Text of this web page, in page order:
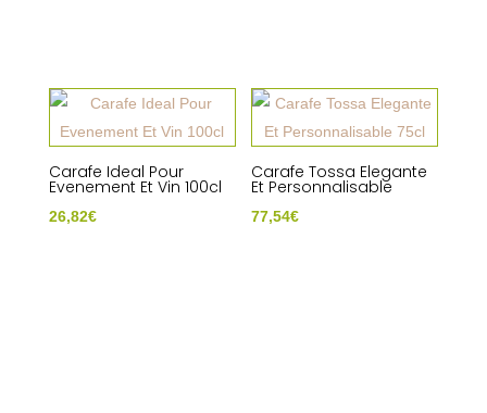
Carafe Ideal Pour
Evenement Et Vin 100cl
26,82€
Carafe Tossa Elegante
Et Personnalisable
77,54€